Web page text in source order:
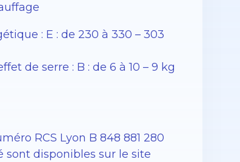
: E : de 230 à 330 – 303
de serre : B : de 6 à 10 – 9 kg
RCS Lyon B 848 881 280
sont disponibles sur le site